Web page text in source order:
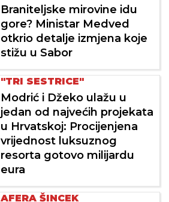
Braniteljske mirovine idu
gore? Ministar Medved
otkrio detalje izmjena koje
stižu u Sabor
"TRI SESTRICE"
Modrić i Džeko ulažu u
jedan od najvećih projekata
u Hrvatskoj: Procijenjena
vrijednost luksuznog
resorta gotovo milijardu
eura
AFERA ŠINCEK